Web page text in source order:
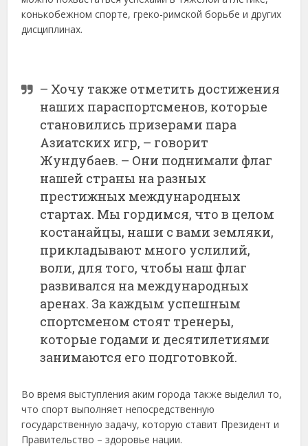
конькобежном спорте, греко-римской борьбе и других
дисциплинах.
– Хочу также отметить достижения
наших параспортсменов, которые
становились призерами пара
Азиатских игр, – говорит
Жундубаев. – Они поднимали флаг
нашей страны на разных
престижных международных
стартах. Мы гордимся, что в целом
костанайцы, наши с вами земляки,
прикладывают много услилий,
воли, для того, чтобы наш флаг
развивался на международных
аренах. За каждым успешным
спортсменом стоят тренеры,
которые годами и десятилетиями
занимаются его подготовкой.
Во время выступления аким города также выделил то,
что спорт выполняет непосредственную
государственную задачу, которую ставит Президент и
Правительство – здоровье нации.